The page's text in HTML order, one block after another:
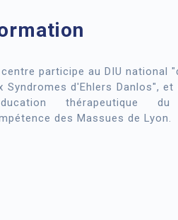
participe au DIU national
Syndromes d'Ehlers Danlos", et
thérapeutique
des Massues de Lyon.